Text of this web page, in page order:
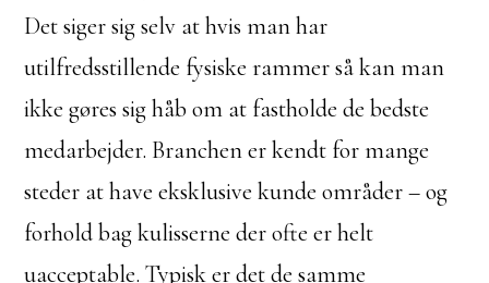
Det siger sig selv at hvis man har
utilfredsstillende fysiske rammer så kan man
ikke gøres sig håb om at fastholde de bedste
medarbejder. Branchen er kendt for mange
steder at have eksklusive kunde områder – og
forhold bag kulisserne der ofte er helt
uacceptable. Typisk er det de samme